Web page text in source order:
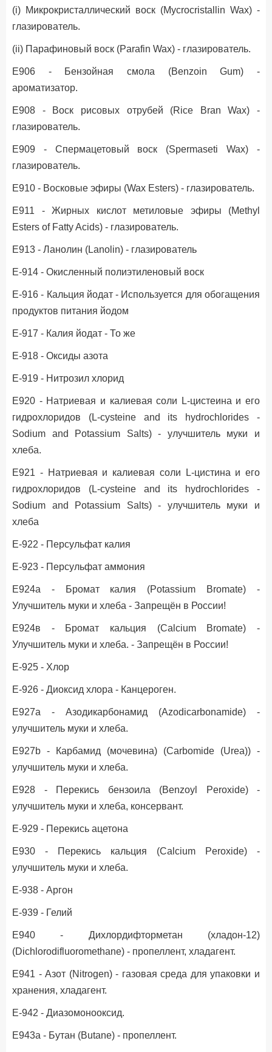
(i) Микрокристаллический воск (Mycrocristallin Wax) -
глазирователь.
(ii) Парафиновый воск (Parafin Wax) - глазирователь.
Е906 - Бензойная смола (Benzoin Gum) -
ароматизатор.
Е908 - Воск рисовых отрубей (Rice Bran Wax) -
глазирователь.
Е909 - Спермацетовый воск (Spermaseti Wax) -
глазирователь.
Е910 - Восковые эфиры (Wax Esters) - глазирователь.
Е911 - Жирных кислот метиловые эфиры (Methyl
Esters of Fatty Acids) - глазирователь.
Е913 - Ланолин (Lanolin) - глазирователь
Е-914 - Окисленный полиэтиленовый воск
Е-916 - Кальция йодат - Используется для обогащения
продуктов питания йодом
Е-917 - Калия йодат - То же
Е-918 - Оксиды азота
Е-919 - Нитрозил хлорид
Е920 - Натриевая и калиевая соли L-цистеина и его
гидрохлоридов (L-cysteine and its hydrochlorides -
Sodium and Potassium Salts) - улучшитель муки и
хлеба.
Е921 - Натриевая и калиевая соли L-цистина и его
гидрохлоридов (L-cysteine and its hydrochlorides -
Sodium and Potassium Salts) - улучшитель муки и
хлеба
Е-922 - Персульфат калия
Е-923 - Персульфат аммония
E924а - Бромат калия (Potassium Bromate) -
Улучшитель муки и хлеба - Запрещён в России!
E924в - Бромат кальция (Calcium Bromate) -
Улучшитель муки и хлеба. - Запрещён в России!
Е-925 - Хлор
Е-926 - Диоксид хлора - Канцероген.
Е927a - Азодикарбонамид (Azodicarbonamide) -
улучшитель муки и хлеба.
Е927b - Карбамид (мочевина) (Carbomide (Urea)) -
улучшитель муки и хлеба.
Е928 - Перекись бензоила (Benzoyl Peroxide) -
улучшитель муки и хлеба, консервант.
Е-929 - Перекись ацетона
Е930 - Перекись кальция (Calcium Peroxide) -
улучшитель муки и хлеба.
Е-938 - Аргон
Е-939 - Гелий
Е940 - Дихлордифторметан (хладон-12)
(Dichlorodifluoromethane) - пропеллент, хладагент.
Е941 - Азот (Nitrogen) - газовая среда для упаковки и
хранения, хладагент.
Е-942 - Диазомонооксид.
Е943a - Бутан (Butane) - пропеллент.